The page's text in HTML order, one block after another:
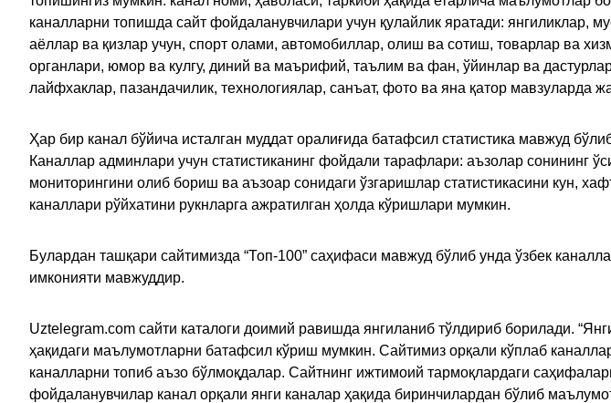
каналларни топишда сайт фойдаланувчилари учун қулайлик яратади: янгиликлар,
аёллар ва қизлар учун, спорт олами, автомобиллар, олиш ва сотиш, товарлар ва
органлари, юмор ва кулгу, диний ва маърифий, таълим ва фан, ўйинлар ва
лайфхаклар, пазандачилик, технологиялар, санъат, фото ва яна қатор мавзуларда
Ҳар бир канал бўйича исталган муддат оралиғида батафсил статистика мавжуд
Каналлар админлари учун статистиканинг фойдали тарафлари: аъзолар сонининг
мониторингини олиб бориш ва аъзоар сонидаги ўзгаришлар статистикасини кун,
каналлари рўйхатини рукнларга ажратилган ҳолда кўришлари мумкин.
Булардан ташқари сайтимизда “Топ-100” саҳифаси мавжуд бўлиб унда ўзбек
имконияти мавжуддир.
Uztelegram.com сайти каталоги доимий равишда янгиланиб тўлдириб борилади.
ҳақидаги маълумотларни батафсил кўриш мумкин. Сайтимиз орқали кўплаб
каналларни топиб аъзо бўлмоқдалар. Сайтнинг ижтимоий тармоқлардаги
фойдаланувчилар канал орқали янги каналар ҳақида биринчилардан бўлиб